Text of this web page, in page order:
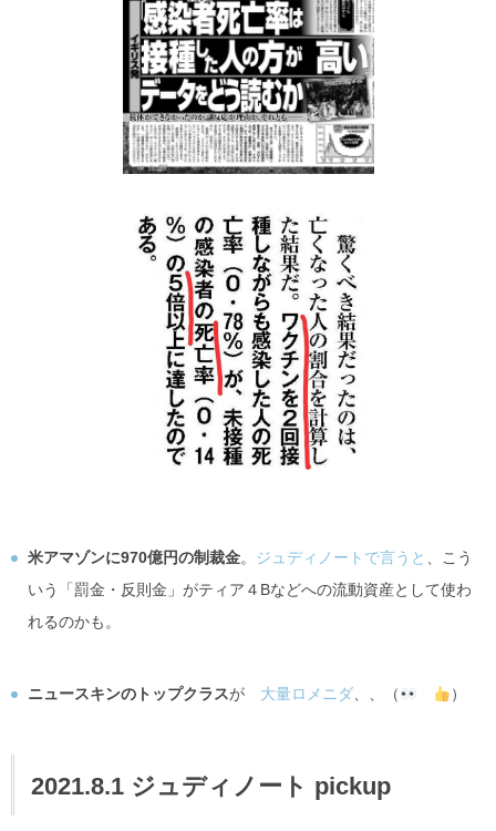
米アマゾンに970億円の制裁金。 ジュディノートで言うと 、こう
いう「罰金・反則金」がティア４Bなどへの流動資産として使わ
れるのかも。
ニュースキンのトップクラスが 大量ロメニダ、、（ ）
2021.8.1 ジュディノート pickup